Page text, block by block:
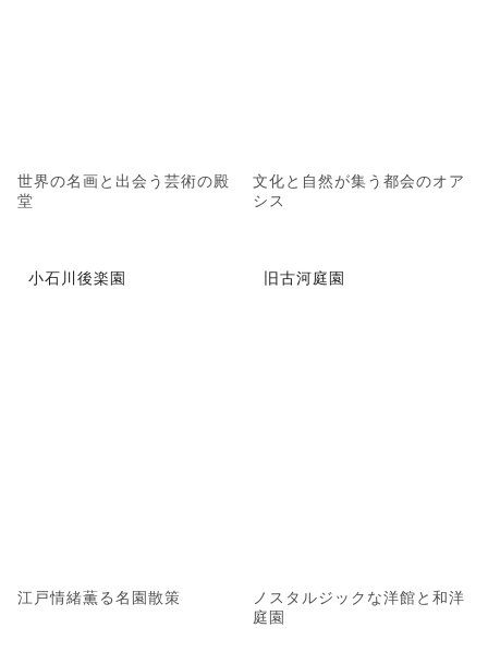
世界の名画と出会う芸術の殿
堂
文化と自然が集う都会のオア
シス
小石川後楽園
江戸情緒薫る名園散策
旧古河庭園
ノスタルジックな洋館と和洋
庭園